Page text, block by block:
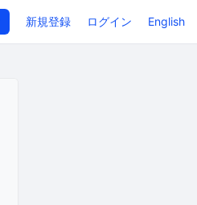
新規登録 ログイン English